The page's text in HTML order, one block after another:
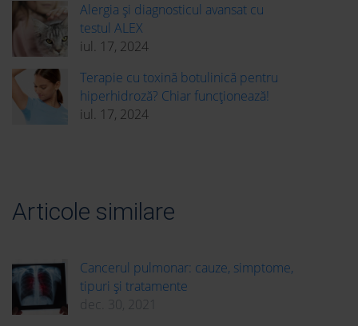
Alergia și diagnosticul avansat cu
testul ALEX
iul. 17, 2024
Terapie cu toxină botulinică pentru
hiperhidroză? Chiar funcționează!
iul. 17, 2024
Articole similare
Cancerul pulmonar: cauze, simptome,
tipuri și tratamente
dec. 30, 2021